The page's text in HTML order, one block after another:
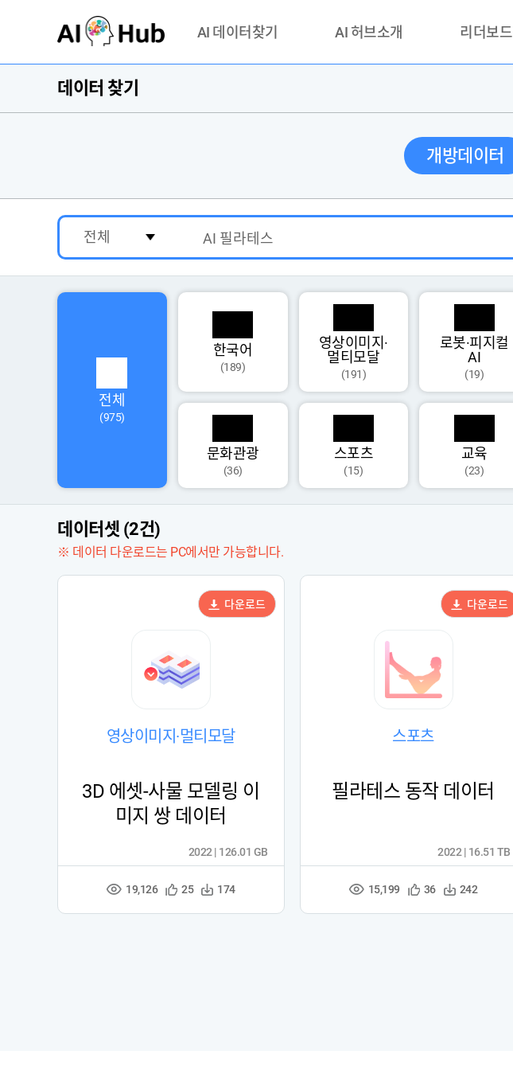
AI 데이터찾기
기관 제공 데이터
AI 허브소개
안심존이란?
리더보드
데이터 찾기
개방데이터
전체
(975)
한국어
(189)
영상이미지·
멀티모달
(191)
로봇·피지컬
AI
(19)
문화관광
(36)
스포츠
(15)
교육
(23)
데이터셋 (2건)
※ 데이터 다운로드는 PC에서만 가능합니다.
영상이미지·멀티모달
3D 에셋-사물 모델링 이
미지 쌍 데이터
조
수
19,126
관
등
25
다
수
174
2022 | 126.01 GB
다운로드
스포츠
필라테스 동작 데이터
조
수
15,199
관
등
36
다
수
242
2022 | 16.51 TB
다운로드